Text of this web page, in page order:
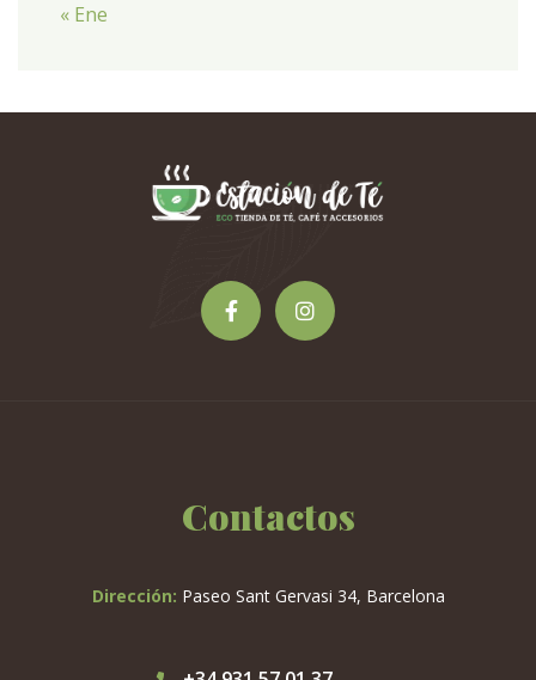
« Ene
Contactos
Dirección: Paseo Sant Gervasi 34, Barcelona